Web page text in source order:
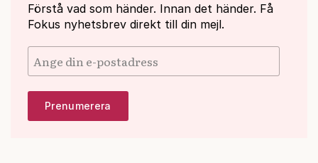
Förstå vad som händer. Innan det händer. Få
Fokus nyhetsbrev direkt till din mejl.